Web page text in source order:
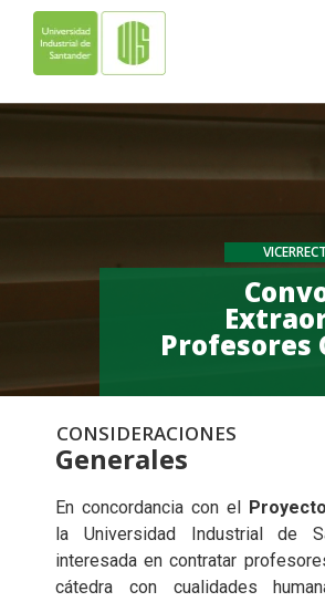
Profesores
CONSIDERACIONES
Generales
En concordancia con el
la Universidad Industrial de
interesada en contratar
cátedra con cualidades